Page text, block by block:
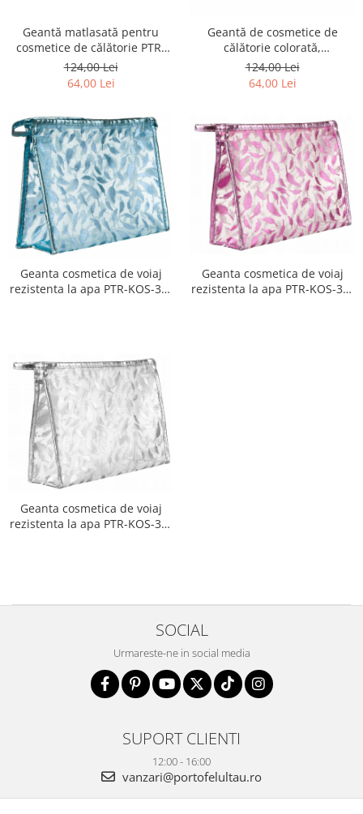
Geantă matlasată pentru
cosmetice de călătorie PTR-
KOS-30-8170 BL
124,00 Lei
64,00 Lei
Geantă de cosmetice de
călătorie colorată,
impermeabilă PTR-KOS-33-
8703 BL
124,00 Lei
64,00 Lei
Geanta cosmetica de voiaj
rezistenta la apa PTR-KOS-32-
Geanta cosmetica de voiaj
rezistenta la apa PTR-KOS-32-
Geanta cosmetica de voiaj
rezistenta la apa PTR-KOS-32-
SOCIAL
Urmareste-ne in social media
SUPORT CLIENTI
12:00 - 16:00
vanzari@portofelultau.ro